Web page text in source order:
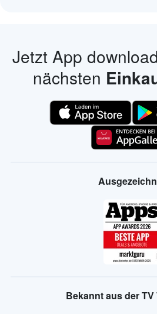
Jetzt App
nächsten
Bekannt aus der